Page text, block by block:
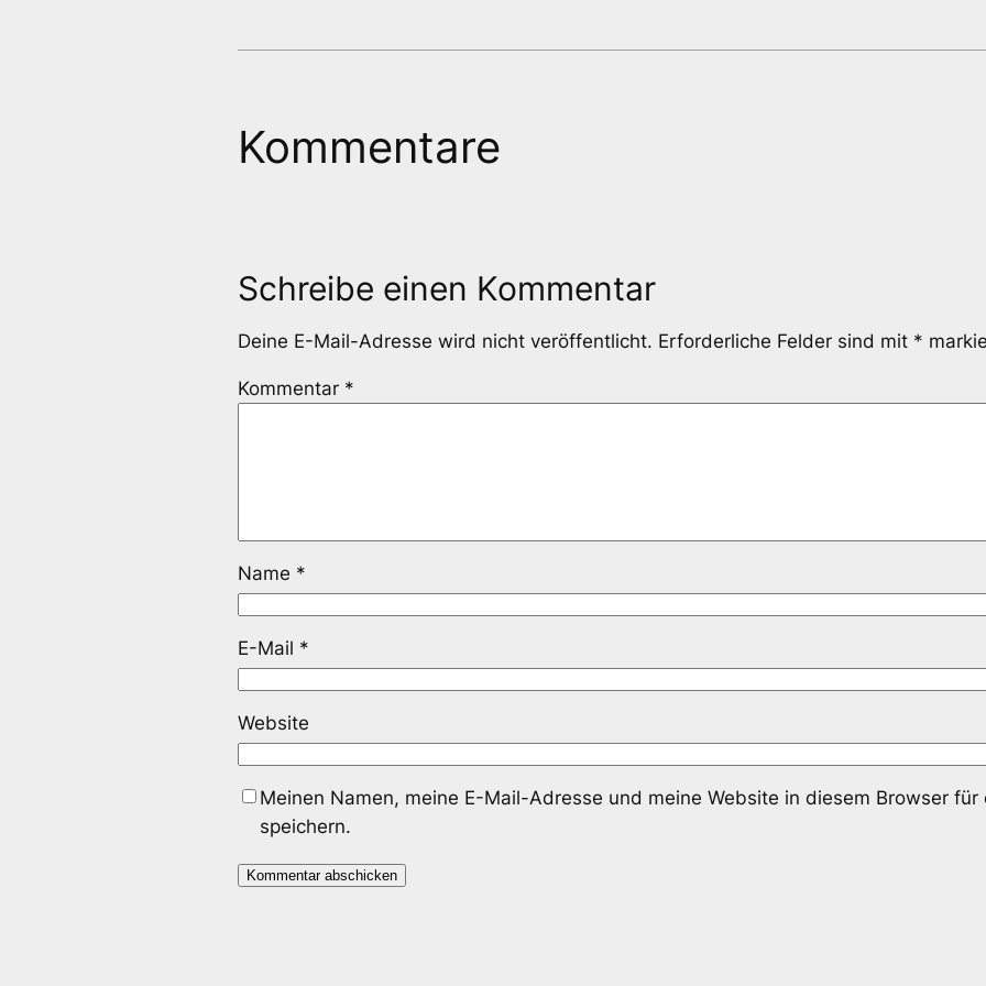
Kommentare
Schreibe einen Kommentar
Deine E-Mail-Adresse wird nicht veröffentlicht. Erforderliche Felder sind mit *
Kommentar *
Name *
E-Mail *
Website
Meinen Namen, meine E-Mail-Adresse und meine Website in diesem Browser
speichern.